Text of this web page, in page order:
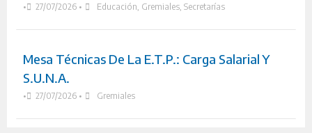
• 27/07/2026 • Educación Gremiales, Secretarías
Mesa Técnicas De La E.T.P.: Carga Salarial Y
S.U.N.A.
• 27/07/2026 • Gremiales